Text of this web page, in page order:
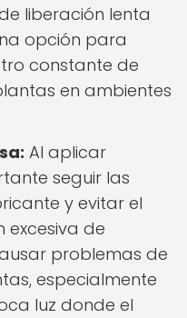
liberación lenta
opción para
constante de
en ambientes
Al aplicar
seguir las
y evitar el
excesiva de
problemas de
especialmente
luz donde el